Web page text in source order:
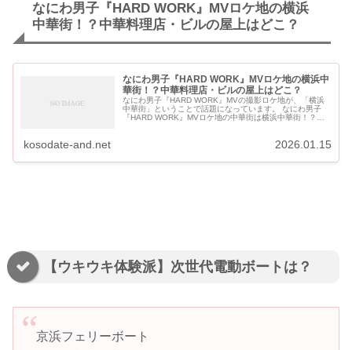
なにわ男子『HARD WORK』MVロケ地の横浜
中華街！？中華料理店・ビルの屋上はどこ？
なにわ男子『HARD WORK』MVロケ地の横浜中
華街！？中華料理店・ビルの屋上はどこ？
なにわ男子『HARD WORK』MVの撮影ロケ地が、「横浜
中華街」ということで話題になっています。 なにわ男子
『HARD WORK』MVロケ地の中華街は横浜中華街！？中
kosodate-and.net 2026.01.15
【ウキウキ体験派】次世代電動ボートは？
京浜フェリーボート